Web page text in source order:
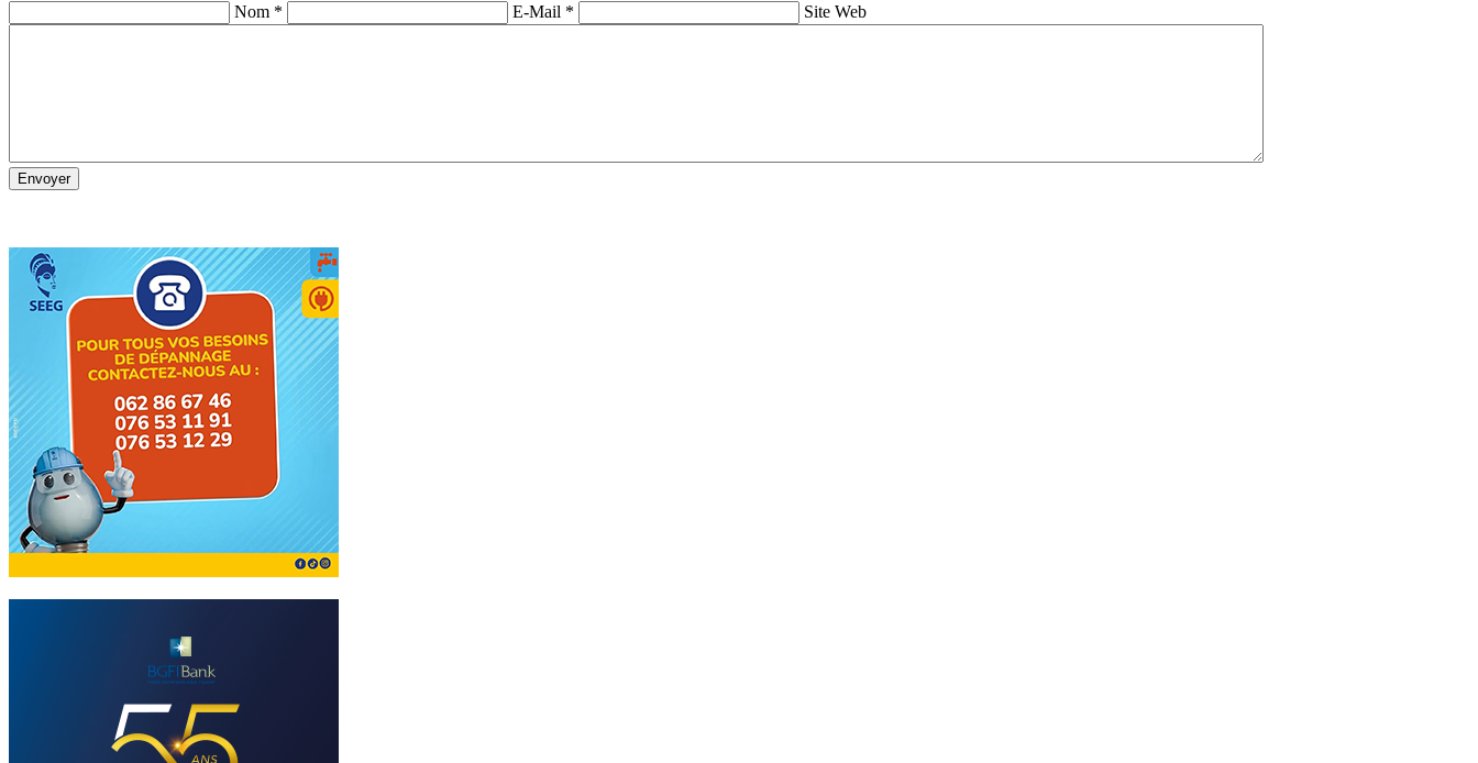
Nom * E-Mail * Site Web